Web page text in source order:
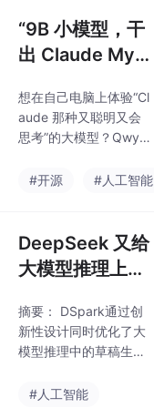
成备份、拦截、清 WA
L、验证的修复方案。
“9B 小模型，干
出 Claude Myth
个开源怪物惊到
了
想在自己电脑上体验“Cl
aude 那种又聪明又会
思考”的大模型？Qwyth
了：它只用 9B 参数，
真“想一大圈”，算不准
还会自己调用工具查资
料、跑代码，最后给你
更夸张的是，它能一次
看下接近 100 万个 tok
en的内容，整仓代码、
怕。如果你是刚入门的
#开源 #人工智能
DeepSeek 又给
大模型推理上强
不是更快，是更
会分配算力
摘要： DSpark通过创
新性设计同时优化了大
模型推理中的草稿生成
传统Speculative Deco
#人工智能